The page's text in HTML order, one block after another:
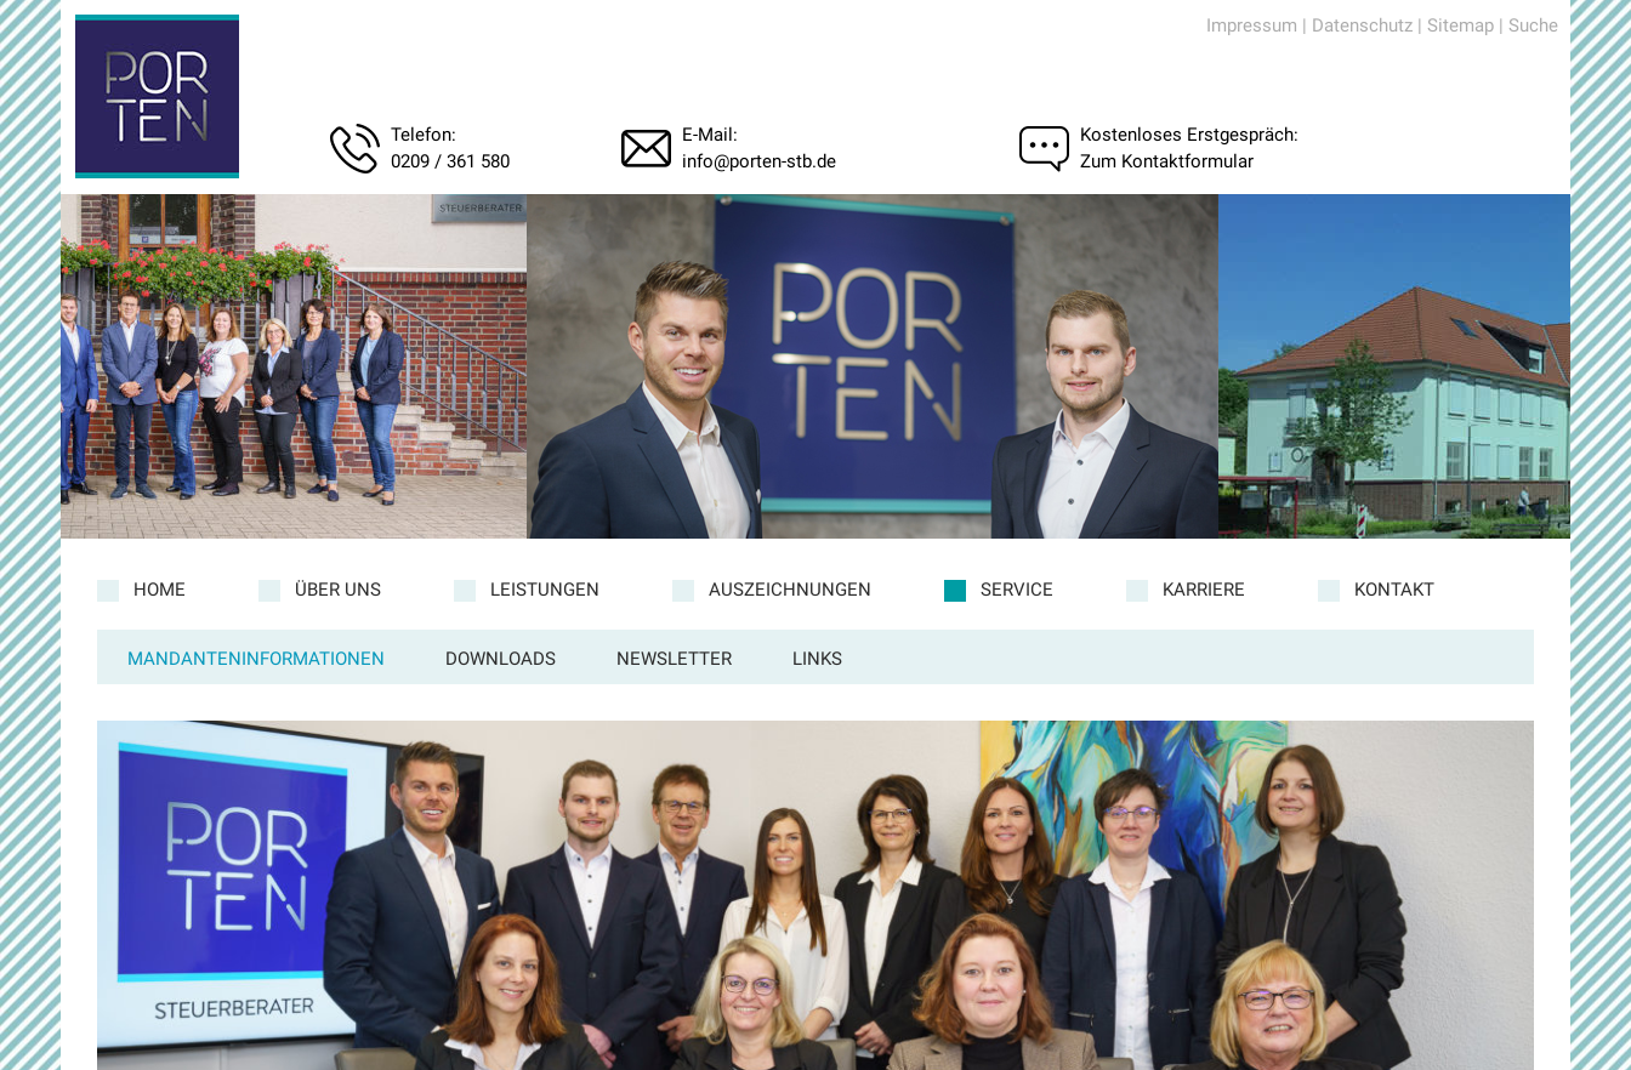
Telefon:
0209 / 361 580
E-Mail:
info@porten-stb.de
Kostenloses Erstgespräch:
Zum Kontaktformular
Impressum | Datenschutz | Sitemap | Suche
MANDANTENINFORMATIONEN DOWNLOADS NEWSLETTER LINKS
HOME ÜBER UNS LEISTUNGEN AUSZEICHNUNGEN SERVICE KARRIERE KONTAKT